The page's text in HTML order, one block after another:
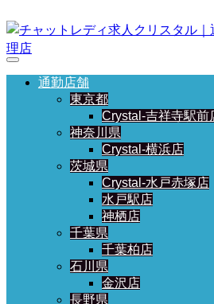
通勤店舗
東京都
Crystal-吉祥寺駅前
神奈川県
Crystal-横浜店
茨城県
Crystal-水戸赤塚店
水戸駅店
神栖店
千葉県
千葉柏店
石川県
金沢店
長野県